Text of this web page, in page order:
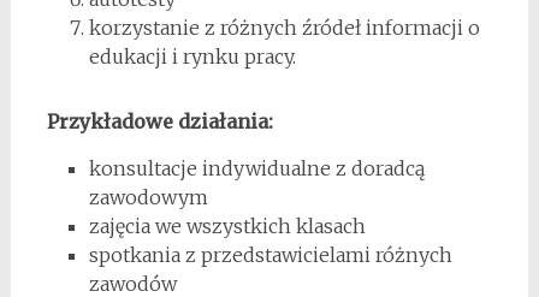
korzystanie z różnych źródeł informacji o
edukacji i rynku pracy.
Przykładowe działania:
konsultacje indywidualne z doradcą
zawodowym
zajęcia we wszystkich klasach
spotkania z przedstawicielami różnych
zawodów